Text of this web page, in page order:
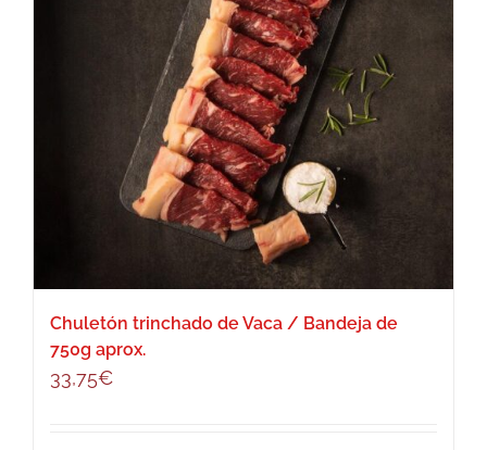
Chuletón trinchado de Vaca / Bandeja de
750g aprox.
33,75€